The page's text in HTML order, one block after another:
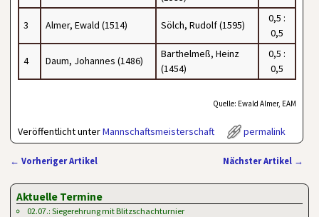
3 Almer, Ewald (1514) Sölch, Rudolf (1595)
0,5 :
0,5
4 Daum, Johannes (1486)
Barthelmeß, Heinz
(1454)
0,5 :
0,5
Quelle: Ewald Almer, EAM
Veröffentlicht unterMannschaftsmeisterschaft permalink
← Vorheriger Artikel Nächster Artikel →
Aktuelle Termine
02.07.: Siegerehrung mit Blitzschachturnier